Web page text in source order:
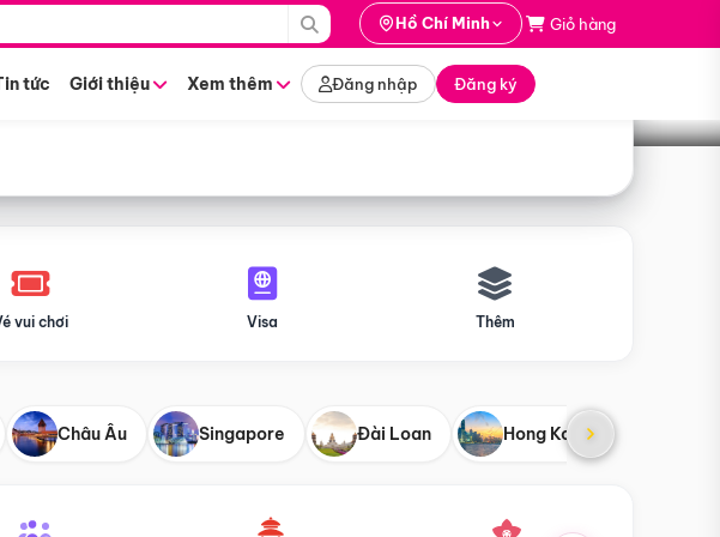
Hồ Chí Minh Giỏ hàng
tức Giới thiệu Xem thêm Đăng nhập Đăng ký
Tìm tour
vui chơi Visa Thêm
Châu Âu Singapore Đài Loan Hong Kong